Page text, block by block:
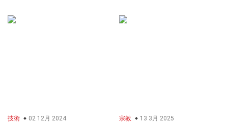
技術 02 12月 2024 宗教 13 3月 2025